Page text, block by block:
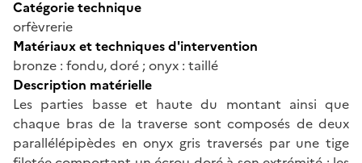
Catégorie technique
orfèvrerie
Matériaux et techniques d'intervention
bronze : fondu, doré ; onyx : taillé
Description matérielle
Les parties basse et haute du montant ainsi que
chaque bras de la traverse sont composés de deux
parallélépipèdes en onyx gris traversés par une tige